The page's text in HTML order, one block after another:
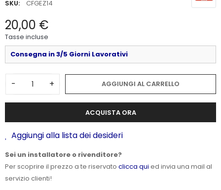
SKU:
CFGEZ14
20,00 €
Tasse incluse
Consegna in 3/5 Giorni Lavorativi
- + AGGIUNGI AL CARRELLO
ACQUISTA ORA
Aggiungi alla lista dei desideri
Sei un installatore o rivenditore?
Per scoprire il prezzo a te riservato clicca qui ed invia una mail al
servizio clienti!